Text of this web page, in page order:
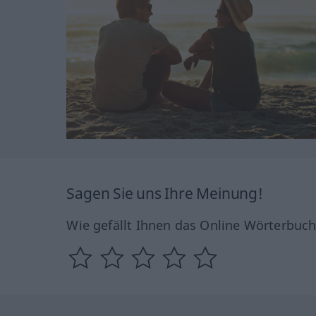
Sagen Sie uns Ihre Meinung!
Wie gefällt Ihnen das Online